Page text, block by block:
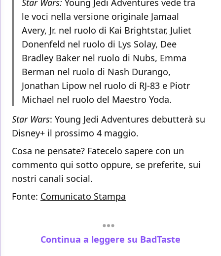
Star Wars: Young Jedi Adventures vede tra
le voci nella versione originale Jamaal
Avery, Jr. nel ruolo di Kai Brightstar, Juliet
Donenfeld nel ruolo di Lys Solay, Dee
Bradley Baker nel ruolo di Nubs, Emma
Berman nel ruolo di Nash Durango,
Jonathan Lipow nel ruolo di RJ-83 e Piotr
Michael nel ruolo del Maestro Yoda.
Star Wars: Young Jedi Adventures debutterà su
Disney+ il prossimo 4 maggio.
Cosa ne pensate? Fatecelo sapere con un
commento qui sotto oppure, se preferite, sui
nostri canali social.
Fonte: Comunicato Stampa
Continua a leggere su BadTaste